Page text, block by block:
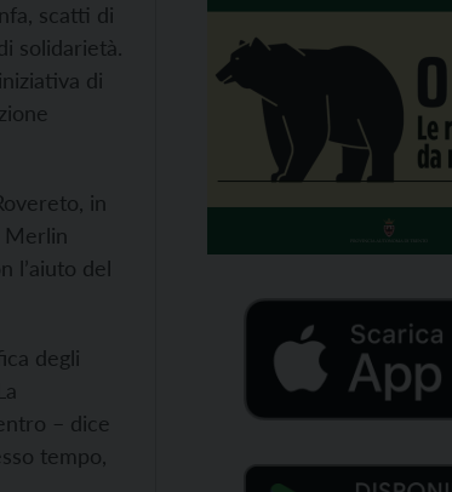
scatti di
solidarietà.
di
in
Merlin
l’aiuto del
degli
– dice
tempo,